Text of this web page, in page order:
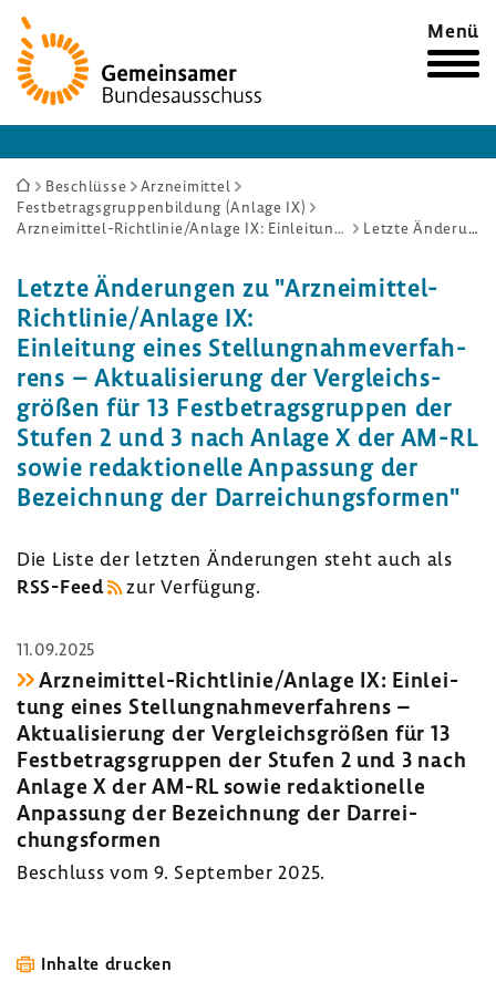
Zur
Startseite
Menü
Sie
sind
Beschlüsse
Arzneimittel
Festbetragsgruppenbildung (Anlage IX)
Arzneimittel-Richtlinie/Anlage IX: Einleitung eines Stellungnahmeverfahrens – Aktualisierung der Vergleichsgrößen für 13 Festbetragsgruppen der Stufen 2 und 3 nach Anlage X der AM-RL sowie redaktionelle Anpassung der Bezeichnung der Darreichungsformen
Letzte Änderungen
Letzte Ände­rungen zu "Arzneimittel-​
Richtlinie/Anlage IX:
Einlei­tung eines Stel­lung­nah­me­ver­fah­
rens – Aktua­li­sie­rung der Vergleichs­
größen für 13 Fest­be­trags­gruppen der
Stufen 2 und 3 nach Anlage X der AM-RL
sowie redak­tio­nelle Anpas­sung der
Bezeich­nung der Darrei­chungs­formen"
Die Liste der letzten Ände­rungen steht auch als
RSS-​Feed
zur Verfü­gung.
11.09.2025
Arzneimittel-​Richtlinie/Anlage IX: Einlei­
tung eines Stel­lung­nah­me­ver­fah­rens –
Aktua­li­sie­rung der Vergleichs­größen für 13
Fest­be­trags­gruppen der Stufen 2 und 3 nach
Anlage X der AM-RL sowie redak­tio­nelle
Anpas­sung der Bezeich­nung der Darrei­
chungs­formen
Beschluss vom 9. September 2025.
Inhalte drucken